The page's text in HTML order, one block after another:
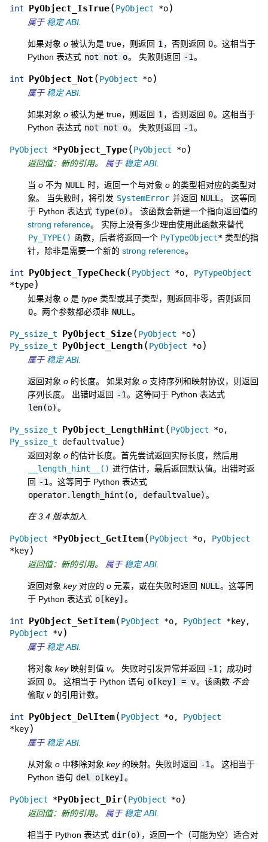
int PyObject_IsTrue(PyObject *o)
属于 稳定 ABI
如果对象 o 被认为是 true，则返回 1 ，否则返回 0。这相当于
Python 表达式 not not o。 失败则返回 -1。
int PyObject_Not (PyObject *o)
属于 稳定 ABI
如果对象 o 被认为是 true，则返回 1 ，否则返回 0。这相当于
Python 表达式 not not o。 失败则返回 -1。
PyObject *PyObject_Type(PyObject *o)
返回值：新的引用。 属于 稳定 ABI
当 o 不为 NULL 时，返回一个与对象 o 的类型相对应的类型对
象。 当失败时，将引发 SystemError 并返回 NULL 。 这等同
于 Python 表达式 type(o)。 该函数会新建一个指向返回值的
strong reference。 实际上没有多少理由使用此函数来替代
Py_TYPE() 函数，后者将返回一个 PyTypeObject* 类型的指
针，除非是需要一个新的 strong reference。
int PyObject_TypeCheck(PyObject *o, PyTypeObject
*type)
如果对象 o 是 type 类型或其子类型，则返回非零，否则返回
0。两个参数都必须非 NULL 。
Py_ssize_t PyObject_Size(PyObject *o)
Py_ssize_t PyObject_Length (PyObject *o)
属于 稳定 ABI
返回对象 o 的长度。 如果对象 o 支持序列和映射协议，则返回
序列长度。 出错时返回 -1。这等同于 Python 表达式
len(o)。
Py_ssize_t PyObject_LengthHint (PyObject *o,
Py_ssize_t defaultvalue)
返回对象 o 的估计长度。首先尝试返回实际长度，然后用
__length_hint__() 进行估计，最后返回默认值。出错时返
回 -1。这等同于 Python 表达式
operator.length_hint(o,
defaultvalue)。
在 3.4 版本加入.
PyObject *PyObject_GetItem(PyObject *o, PyObject
*key)
返回值：新的引用。 属于 稳定 ABI
返回对象 key对应的 o 元素，或在失败时返回 NULL 。这等同
于 Python 表达式 o[key]。
int PyObject_SetItem(PyObject *o, PyObject *key,
PyObject
*v)
属于 稳定 ABI
将对象 key映射到值 v。 失败时引发异常并返回 -1 ；成功时
返回 0。 这相当于 Python 语句 o[key] = v。该函数 不会
偷取 v的引用计数。
int PyObject_DelItem(PyObject *o, PyObject
*key)
属于 稳定 ABI
从对象 o 中移除对象 key的映射。失败时返回 -1。 这相当于
Python 语句 del o[key]。
PyObject *PyObject_Dir(PyObject *o)
返回值：新的引用。 属于 稳定 ABI
相当于 Python 表达式 dir(o) ，返回一个（可能为空）适合对